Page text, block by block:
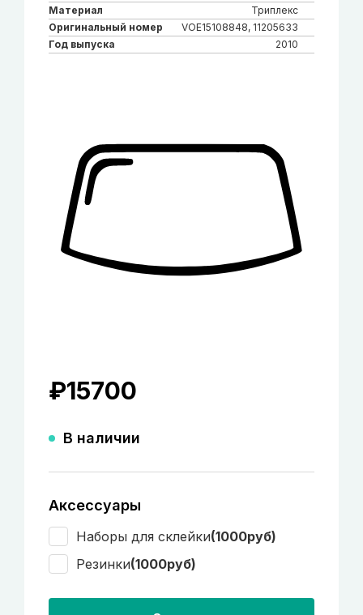
Материал
Триплекс
Оригинальный номер
VOE15108848, 11205633
Год выпуска
2010
₽15700
В наличии
Аксессуары
Наборы для склейки(1000руб)
Резинки(1000руб)